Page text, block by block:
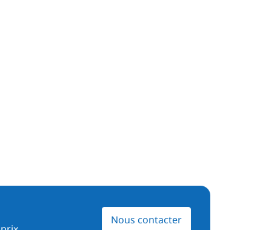
Nous contacter